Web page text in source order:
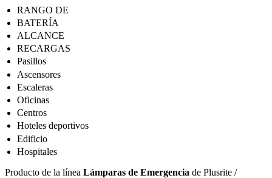
RANGO DE
BATERÍA
ALCANCE
RECARGAS
Pasillos
Ascensores
Escaleras
Oficinas
Centros
Hoteles deportivos
Edificio
Hospitales
Producto de la línea Lámparas de Emergencia de Plusrite /